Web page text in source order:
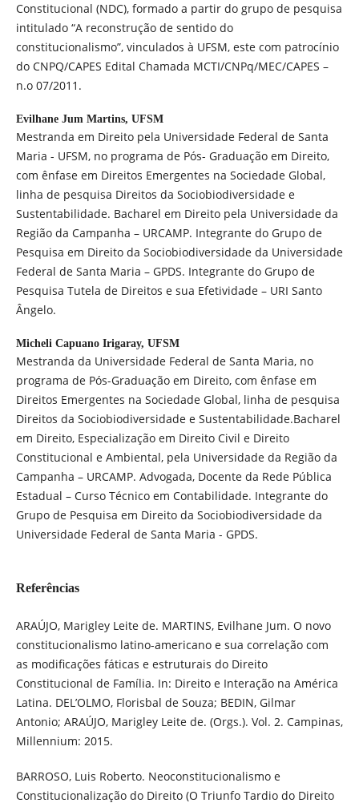
Constitucional (NDC), formado a partir do grupo de pesquisa
intitulado “A reconstrução de sentido do
constitucionalismo”, vinculados à UFSM, este com patrocínio
do CNPQ/CAPES Edital Chamada MCTI/CNPq/MEC/CAPES –
n.o 07/2011.
Evilhane Jum Martins, UFSM
Mestranda em Direito pela Universidade Federal de Santa
Maria - UFSM, no programa de Pós- Graduação em Direito,
com ênfase em Direitos Emergentes na Sociedade Global,
linha de pesquisa Direitos da Sociobiodiversidade e
Sustentabilidade. Bacharel em Direito pela Universidade da
Região da Campanha – URCAMP. Integrante do Grupo de
Pesquisa em Direito da Sociobiodiversidade da Universidade
Federal de Santa Maria – GPDS. Integrante do Grupo de
Pesquisa Tutela de Direitos e sua Efetividade – URI Santo
Ângelo.
Micheli Capuano Irigaray, UFSM
Mestranda da Universidade Federal de Santa Maria, no
programa de Pós-Graduação em Direito, com ênfase em
Direitos Emergentes na Sociedade Global, linha de pesquisa
Direitos da Sociobiodiversidade e Sustentabilidade.Bacharel
em Direito, Especialização em Direito Civil e Direito
Constitucional e Ambiental, pela Universidade da Região da
Campanha – URCAMP. Advogada, Docente da Rede Pública
Estadual – Curso Técnico em Contabilidade. Integrante do
Grupo de Pesquisa em Direito da Sociobiodiversidade da
Universidade Federal de Santa Maria - GPDS.
Referências
ARAÚJO, Marigley Leite de. MARTINS, Evilhane Jum. O novo
constitucionalismo latino-americano e sua correlação com
as modificações fáticas e estruturais do Direito
Constitucional de Família. In: Direito e Interação na América
Latina. DEL’OLMO, Florisbal de Souza; BEDIN, Gilmar
Antonio; ARAÚJO, Marigley Leite de. (Orgs.). Vol. 2. Campinas,
Millennium: 2015.
BARROSO, Luis Roberto. Neoconstitucionalismo e
Constitucionalização do Direito (O Triunfo Tardio do Direito